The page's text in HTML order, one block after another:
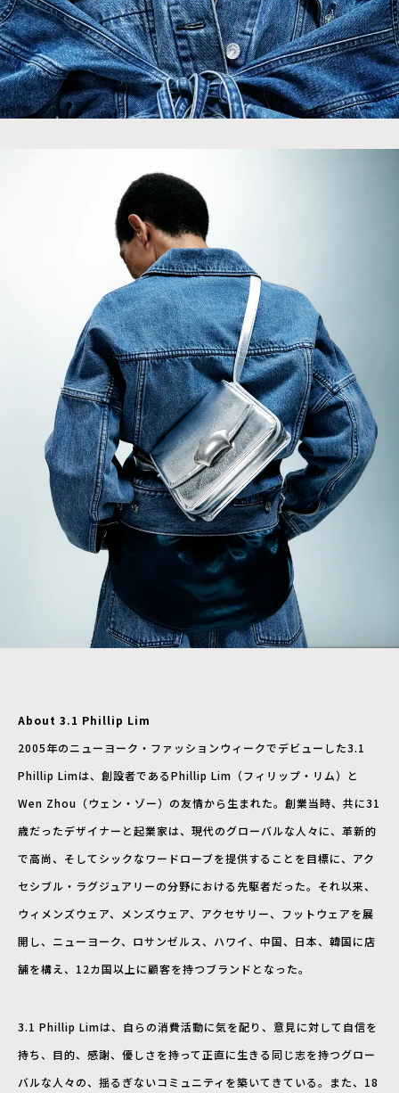
About 3.1 Phillip Lim
2005年のニューヨーク・ファッションウィークでデビューした3.1
Phillip Limは、創設者であるPhillip Lim（フィリップ・リム）と
Wen Zhou（ウェン・ゾー）の友情から生まれた。創業当時、共に31
歳だったデザイナーと起業家は、現代のグローバルな人々に、革新的
で高尚、そしてシックなワードローブを提供することを目標に、アク
セシブル・ラグジュアリーの分野における先駆者だった。それ以来、
ウィメンズウェア、メンズウェア、アクセサリー、フットウェアを展
開し、ニューヨーク、ロサンゼルス、ハワイ、中国、日本、韓国に店
舗を構え、12カ国以上に顧客を持つブランドとなった。
3.1 Phillip Limは、自らの消費活動に気を配り、意見に対して自信を
持ち、目的、感謝、優しさを持って正直に生きる同じ志を持つグロー
バルな人々の、揺るぎないコミュニティを築いてきている。また、18